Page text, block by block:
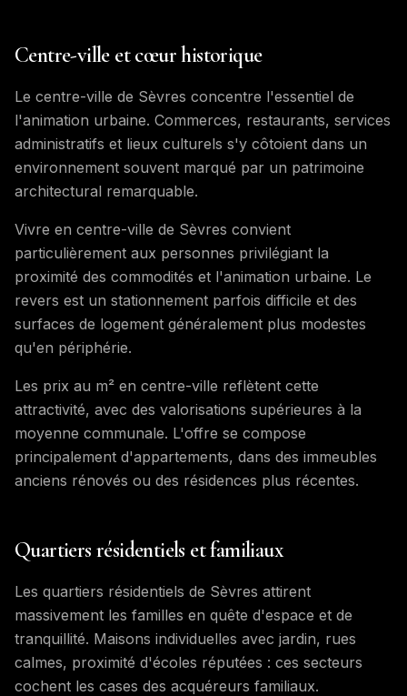
Centre-ville et cœur historique
Le centre-ville de Sèvres concentre l'essentiel de
l'animation urbaine. Commerces, restaurants, services
administratifs et lieux culturels s'y côtoient dans un
environnement souvent marqué par un patrimoine
architectural remarquable.
Vivre en centre-ville de Sèvres convient
particulièrement aux personnes privilégiant la
proximité des commodités et l'animation urbaine. Le
revers est un stationnement parfois difficile et des
surfaces de logement généralement plus modestes
qu'en périphérie.
Les prix au m² en centre-ville reflètent cette
attractivité, avec des valorisations supérieures à la
moyenne communale. L'offre se compose
principalement d'appartements, dans des immeubles
anciens rénovés ou des résidences plus récentes.
Quartiers résidentiels et familiaux
Les quartiers résidentiels de Sèvres attirent
massivement les familles en quête d'espace et de
tranquillité. Maisons individuelles avec jardin, rues
calmes, proximité d'écoles réputées : ces secteurs
cochent les cases des acquéreurs familiaux.